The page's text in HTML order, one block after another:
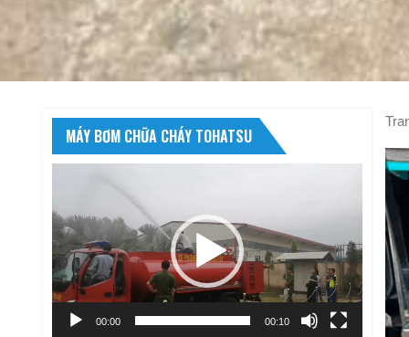
MÁY BƠM CHỮA CHÁY TOHATSU
Video
00:00 00:10